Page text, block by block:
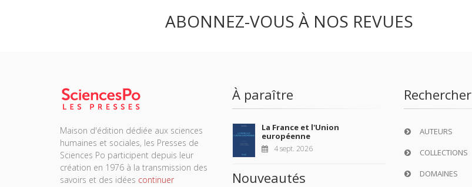
ABONNEZ-VOUS À NOS REVUES
Maison d'édition dédiée aux sciences
humaines et sociales, les Presses de
Sciences Po participent depuis leur
création en 1976 à la transmission des
savoirs et des idées continuer
À paraître
La France et l'Union
européenne
4 sept. 2026
Nouveautés
Rechercher
AUTEURS
COLLECTIONS
DOMAINES